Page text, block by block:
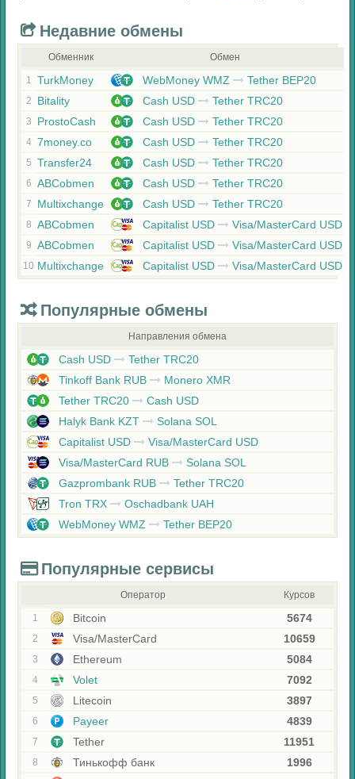
Недавние обмены
Обменник Обмен
1 TurkMoney WebMoney WMZ Tether BEP20
2 Bitality Cash USD Tether TRC20
3 ProstoCash Cash USD Tether TRC20
4 7money.co Cash USD Tether TRC20
5 Transfer24 Cash USD Tether TRC20
6 ABCobmen Cash USD Tether TRC20
7 Multixchange Cash USD Tether TRC20
8 ABCobmen Capitalist USD Visa/MasterCard USD
9 ABCobmen Capitalist USD Visa/MasterCard USD
10 Multixchange Capitalist USD Visa/MasterCard USD
Популярные обмены
Направления обмена
Cash USD
Tether TRC20
Tinkoff Bank RUB
Monero XMR
Tether TRC20
Cash USD
Halyk Bank KZT
Solana SOL
Capitalist USD
Visa/MasterCard USD
Visa/MasterCard RUB
Solana SOL
Gazprombank RUB
Tether TRC20
Tron TRX
Oschadbank UAH
WebMoney WMZ
Tether BEP20
Популярные сервисы
Оператор Курсов
1 Bitcoin 5674
2 Visa/MasterCard 10659
3 Ethereum 5084
4 Volet 7092
5 Litecoin 3897
6 Payeer 4839
7 Tether 11951
8 Тинькофф банк 1996